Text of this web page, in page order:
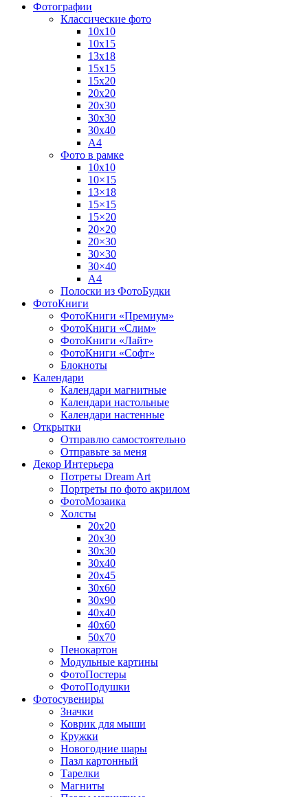
Фотографии
Классические фото
10х10
10х15
13х18
15х15
15х20
20х20
20х30
30х30
30х40
А4
Фото в рамке
10х10
10×15
13×18
15×15
15×20
20×20
20×30
30×30
30×40
A4
Полоски из ФотоБудки
ФотоКниги
ФотоКниги «Премиум»
ФотоКниги «Слим»
ФотоКниги «Лайт»
ФотоКниги «Софт»
Блокноты
Календари
Календари магнитные
Календари настольные
Календари настенные
Открытки
Отправлю самостоятельно
Отправьте за меня
Декор Интерьера
Потреты Dream Art
Портреты по фото акрилом
ФотоМозаика
Холсты
20х20
20х30
30х30
30х40
20х45
30х60
30х90
40х40
40х60
50х70
Пенокартон
Модульные картины
ФотоПостеры
ФотоПодушки
Фотоcувениры
Значки
Коврик для мыши
Кружки
Новогодние шары
Пазл картонный
Тарелки
Магниты